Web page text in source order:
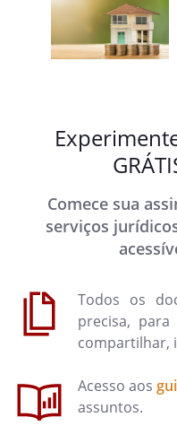
Comece sua
serviços
Todos os
precisa, para
compartilhar,
Acesso aos
assuntos.